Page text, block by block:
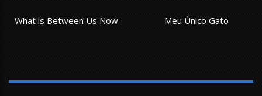
is Between Us Now Meu Único Gato